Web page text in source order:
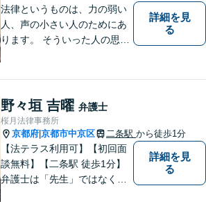
相談ください。
法律というものは、力の弱い
人、声の小さい人のためにあ
ります。 そういった人の思い
目指します。
詳細を見
る
野々垣 吉曜 弁護士
桜月法律事務所
京都府 京都市中京区 二条駅 から徒歩1分
【法テラス利用可】【初回面
談無料】【二条駅 徒歩1分】
弁護士は「先生」ではなく、
詳細を見
る